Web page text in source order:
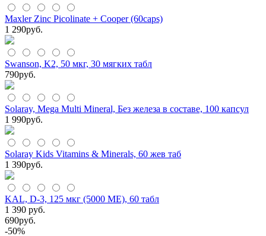
Maxler Zinc Picolinate + Cooper (60caps)
1 290руб.
Swanson, K2, 50 мкг, 30 мягких табл
790руб.
Solaray, Mega Multi Mineral, Без железа в составе, 100 капсул
1 990руб.
Solaray Kids Vitamins & Minerals, 60 жев таб
1 390руб.
KAL, D-3, 125 мкг (5000 МЕ), 60 табл
1 390 руб.
690руб.
-50%